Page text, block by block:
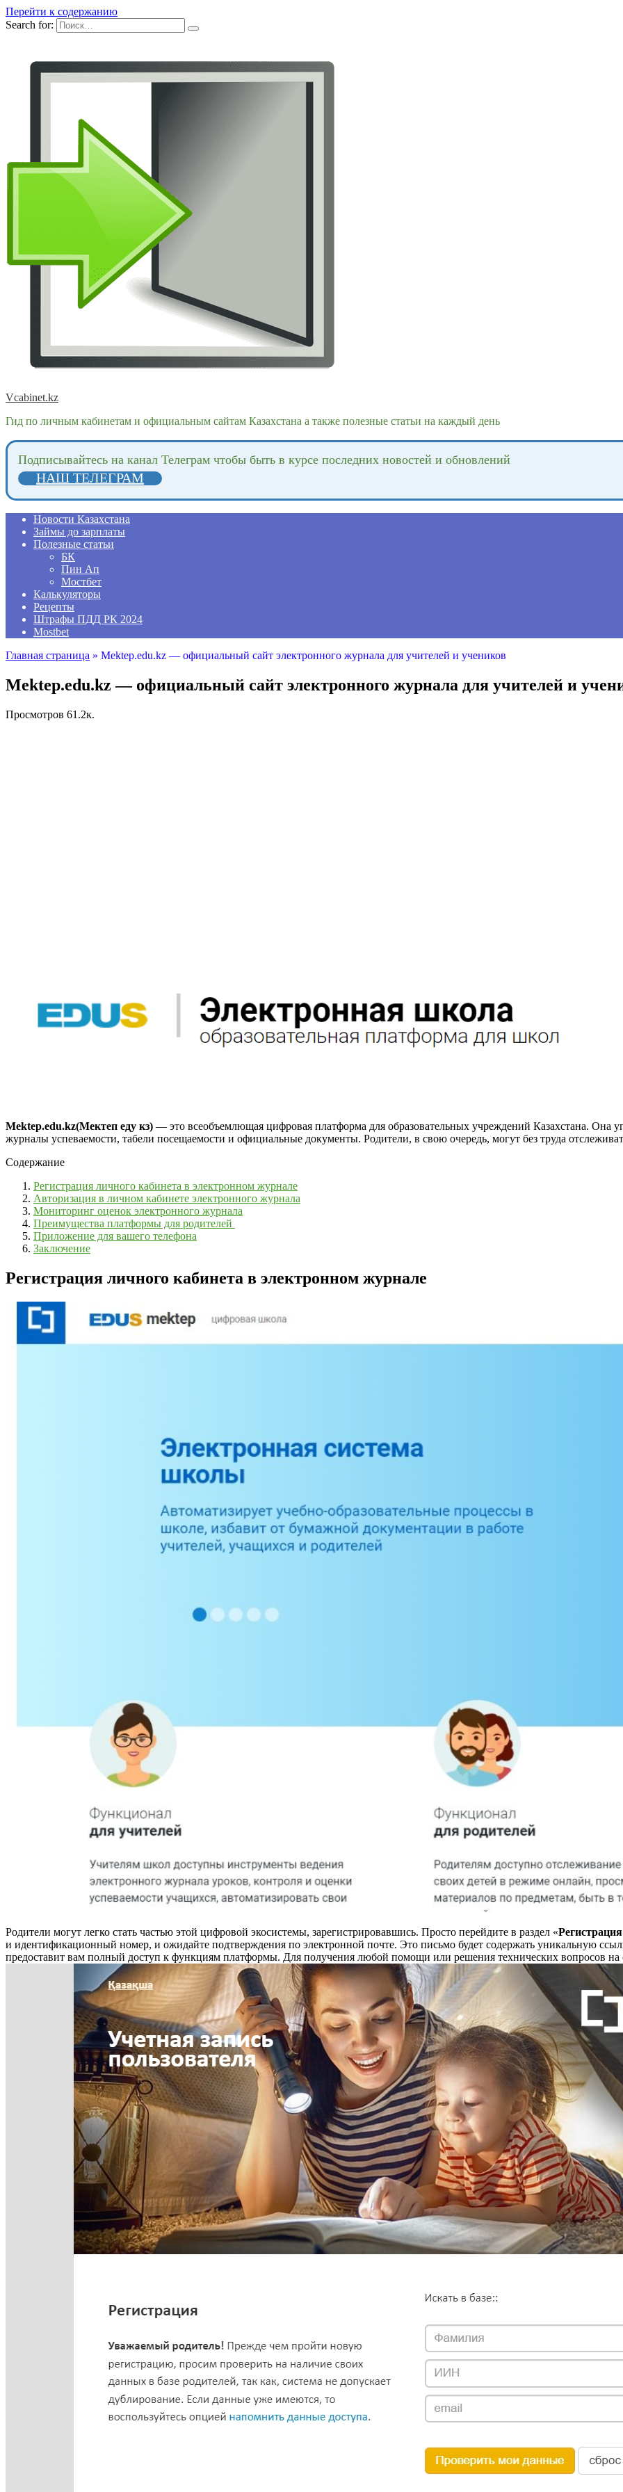
Перейти к содержанию
Search for:
Vcabinet.kz
Гид по личным кабинетам и официальным сайтам Казахстана а также полезные статьи на каждый день
Подпиcывайтесь на канал Телеграм чтобы быть в курсе последних новостей и обновлений
НАШ ТЕЛЕГРАМ
Новости Казахстана
Займы до зарплаты
Полезные статьи
БК
Пин Ап
Мостбет
Калькуляторы
Рецепты
Штрафы ПДД РК 2024
Mostbet
Главная страница » Mektep.edu.kz — официальный сайт электронного журнала для учителей и учеников
Mektep.edu.kz — официальный сайт электронного журнала для учителей и
Просмотров 61.2к.
Mektep.edu.kz(Мектеп еду кз) — это всеобъемлющая цифровая платформа для образовательных учреждений Казахстана. Она
журналы успеваемости, табели посещаемости и официальные документы. Родители, в свою очередь, могут без труда
Содержание
Регистрация личного кабинета в электронном журнале
Авторизация в личном кабинете электронного журнала
Мониторинг оценок электронного журнала
Преимущества платформы для родителей
Приложение для вашего телефона
Заключение
Регистрация личного кабинета в электронном журнале
Родители могут легко стать частью этой цифровой экосистемы, зарегистрировавшись. Просто перейдите в раздел «Регистрация
и идентификационный номер, и ожидайте подтверждения по электронной почте. Это письмо будет содержать уникальную
предоставит вам полный доступ к функциям платформы. Для получения любой помощи или решения технических вопросов на